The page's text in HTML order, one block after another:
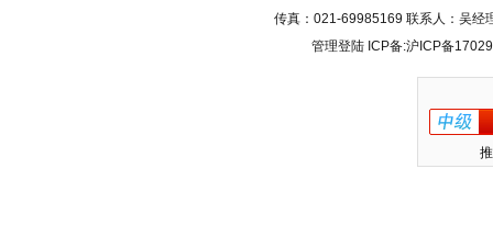
传真：021-69985169 联系人：吴经
管理登陆 ICP备:沪ICP备